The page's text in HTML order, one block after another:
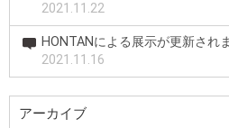
2021.11.22
HONTANによる展示が更新され
2021.11.16
アーカイブ